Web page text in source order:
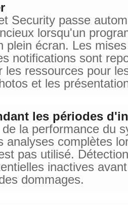
Security passe
lorsqu'un
plein écran. Les
notifications sont
les ressources pour
et les
les périodes
la performance du
analyses complètes
pas utilisé.
inactives
dommages.